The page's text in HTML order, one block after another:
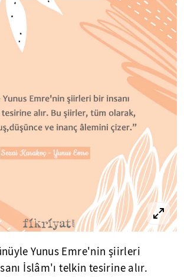
Yunus Emre'nin şiirleri
İslâm'ı telkin tesirine alır.